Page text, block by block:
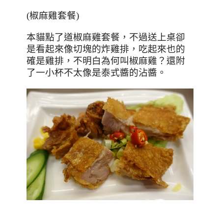
(椒麻雞套餐)
本貓點了道椒麻雞套餐，不過送上桌卻
是看起來像切塊的炸雞排，吃起來也的
確是雞排，不明白為何叫椒麻雞？還附
了一小杯不太像是泰式醬的沾醬。